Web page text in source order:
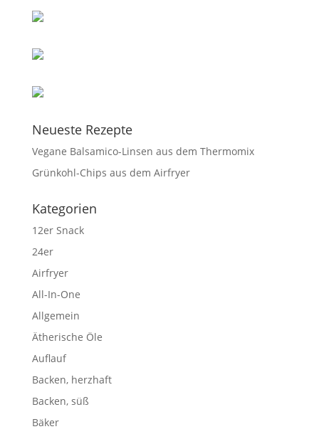
Neueste Rezepte
Vegane Balsamico-Linsen aus dem Thermomix
Grünkohl-Chips aus dem Airfryer
Kategorien
12er Snack
24er
Airfryer
All-In-One
Allgemein
Ätherische Öle
Auflauf
Backen, herzhaft
Backen, süß
Bäker